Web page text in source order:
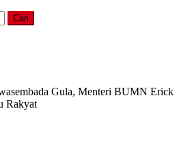
Gula, Menteri BUMN Erick
Rakyat